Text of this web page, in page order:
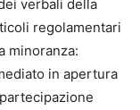
verbali della
regolamentari
minoranza:
in apertura